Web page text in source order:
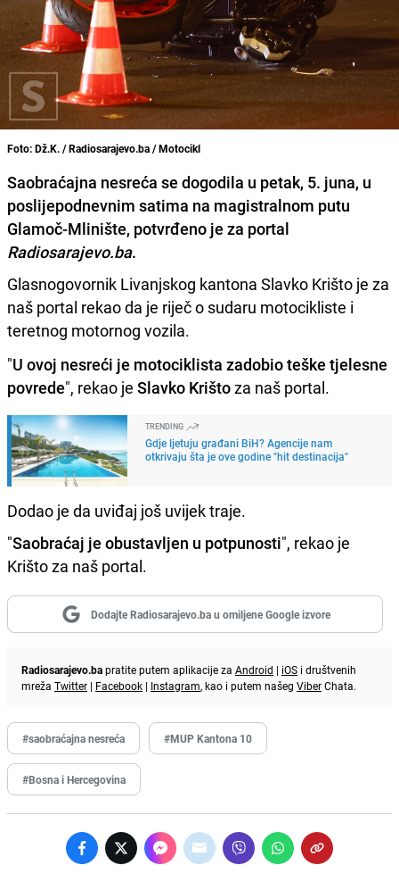
Foto: Dž.K. / Radiosarajevo.ba / Motocikl
Saobraćajna nesreća se dogodila u petak, 5. juna, u
poslijepodnevnim satima na magistralnom putu
Glamoč-Mlinište, potvrđeno je za portal
Radiosarajevo.ba.
Glasnogovornik Livanjskog kantona Slavko Krišto je za
naš portal rekao da je riječ o sudaru motocikliste i
teretnog motornog vozila.
"U ovoj nesreći je motociklista zadobio teške tjelesne
povrede", rekao je Slavko Krištoza naš portal.
TRENDING
Gdje ljetuju građani BiH? Agencije nam
otkrivaju šta je ove godine "hit destinacija"
Dodao je da uviđaj još uvijek traje.
"Saobraćaj je obustavljen u potpunosti", rekao je
Krišto za naš portal.
Dodajte Radiosarajevo.ba u omiljene Google izvore
Radiosarajevo.bapratite putem aplikacije za Android | iOS i društvenih
mreža Twitter | Facebook | Instagram, kao i putem našeg ViberChata.
#saobraćajna nesreća #MUP Kantona 10
#Bosna i Hercegovina